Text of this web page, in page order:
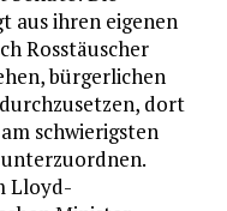
aus ihren eigenen
Rosstäuscher
bürgerlichen
dort
schwierigsten
Lloyd-